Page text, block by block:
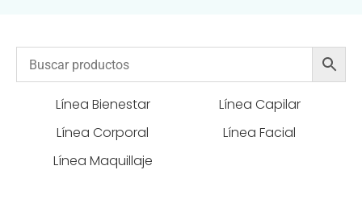
Línea Bienestar
Línea Capilar
Línea Corporal
Línea Facial
Línea Maquillaje